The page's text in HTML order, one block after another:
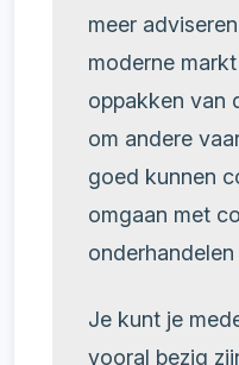
meer
moderne
oppakken van
om andere
goed kunnen
omgaan met
Je kunt je
vooral bezig